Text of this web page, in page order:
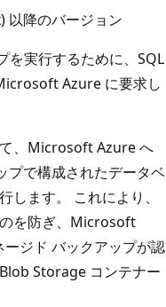
以降のバージョン
を実行するために、SQL
Azure に要求し
、Microsoft Azure へ
プで構成されたデータベ
します。 これにより、
を防ぎ、Microsoft
ジド バックアップが認
Storage コンテナー